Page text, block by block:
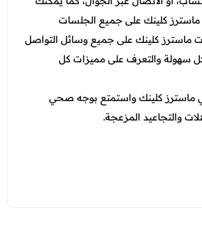
كلينك على جميع الجلسات
ماسترز كلينك على جميع وسائل التواصل
سهولة والتعرف على مميزات كل
ماسترز كلينك واستمتع بوجه صحي
والتجاعيد المزعجة.